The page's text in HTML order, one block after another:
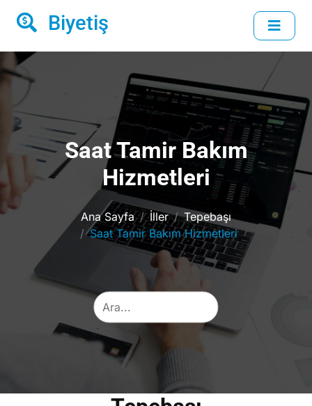
Biyetiş
Saat Tamir Bakım
Hizmetleri
Ana Sayfa İller
Tepebaşı
Saat Tamir Bakım Hizmetleri